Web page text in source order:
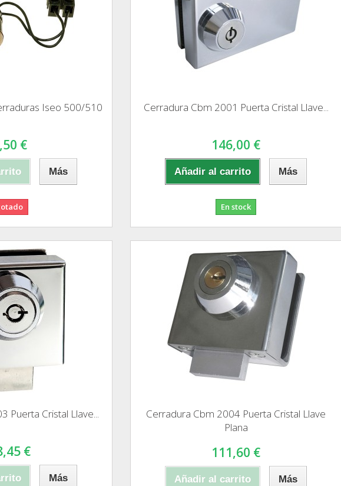
Iseo 500/510
€
Más
Cerradura Cbm 2001 Puerta Cristal Llave...
146,00 €
Añadir al carrito Más
En stock
Puerta Cristal Llave...
€
Más
Cerradura Cbm 2004 Puerta Cristal Llave
Plana
111,60 €
Añadir al carrito Más